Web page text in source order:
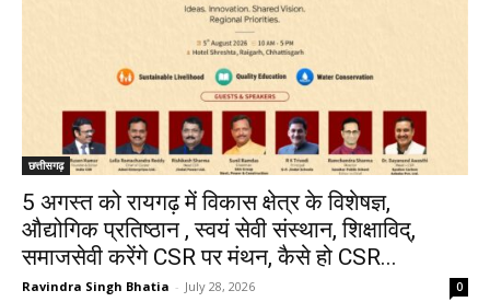
छत्तीसगढ़
5 अगस्त को रायगढ़ में विकास क्षेत्र के विशेषज्ञ,
औद्योगिक प्रतिष्ठान , स्वयं सेवी संस्थान, शिक्षाविद्,
समाजसेवी करेंगे CSR पर मंथन, कैसे हो CSR...
Ravindra Singh Bhatia - July 28, 2026 0